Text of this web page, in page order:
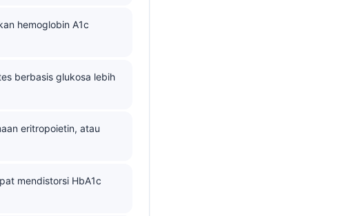
hemoglobin A1c
berbasis glukosa lebih
eritropoietin, atau
mendistorsi HbA1c